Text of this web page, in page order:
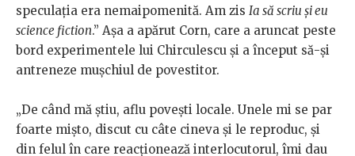
speculația era nemaipomenită. Am zis Ia să scriu și eu
science fiction.” Așa a apărut Corn, care a aruncat peste
bord experimentele lui Chirculescu și a început să-și
antreneze mușchiul de povestitor.
„De când mă știu, aflu povești locale. Unele mi se par
foarte mișto, discut cu câte cineva și le reproduc, și
din felul în care reacționează interlocutorul, îmi dau